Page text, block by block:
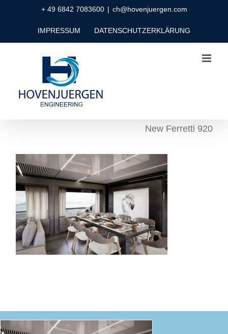
+ 49 6842 7083600 | ch@hovenjuergen.com
IMPRESSUM DATENSCHUTZERKLÄRUNG
New Ferretti 920